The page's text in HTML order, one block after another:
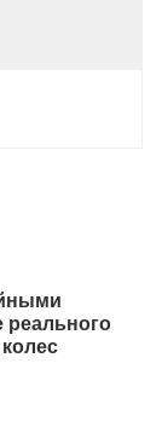
реального